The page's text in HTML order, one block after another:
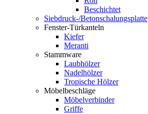
Beschichtet
Siebdruck-/Betonschalungsplatte
Fenster-Türkanteln
Kiefer
Meranti
Stammware
Laubhölzer
Nadelhölzer
Tropische Hölzer
Möbelbeschläge
Möbelverbinder
Griffe